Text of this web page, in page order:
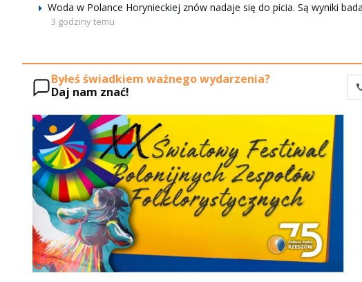
Woda w Polance Horynieckiej znów nadaje się do picia. Są wyniki
3 godziny temu
Byłeś świadkiem ważnego wydarzenia?
Daj nam znać!